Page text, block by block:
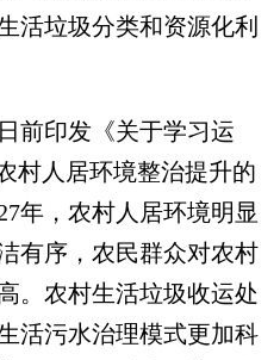
活垃圾分类和资源化利
印发《关于学习运
村人居环境整治提升的
年，农村人居环境明显
有序，农民群众对农村
。农村生活垃圾收运处
活污水治理模式更加科